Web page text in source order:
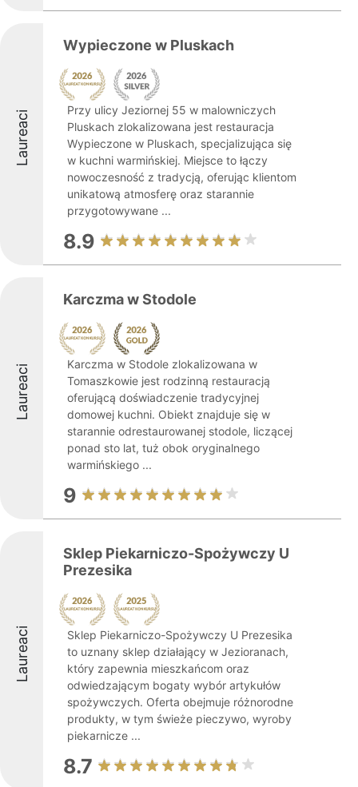
Laureaci
Wypieczone w Pluskach
Przy ulicy Jeziornej 55 w malowniczych
Pluskach zlokalizowana jest restauracja
Wypieczone w Pluskach, specjalizująca się
w kuchni warmińskiej. Miejsce to łączy
nowoczesność z tradycją, oferując klientom
unikatową atmosferę oraz starannie
przygotowywane ...
8.9
Laureaci
Karczma w Stodole
Karczma w Stodole zlokalizowana w
Tomaszkowie jest rodzinną restauracją
oferującą doświadczenie tradycyjnej
domowej kuchni. Obiekt znajduje się w
starannie odrestaurowanej stodole, liczącej
ponad sto lat, tuż obok oryginalnego
warmińskiego ...
9
Laureaci
Sklep Piekarniczo-Spożywczy U
Prezesika
Sklep Piekarniczo-Spożywczy U Prezesika
to uznany sklep działający w Jezioranach,
który zapewnia mieszkańcom oraz
odwiedzającym bogaty wybór artykułów
spożywczych. Oferta obejmuje różnorodne
produkty, w tym świeże pieczywo, wyroby
piekarnicze ...
8.7